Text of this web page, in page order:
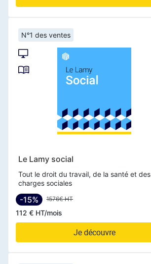
N°1 des ventes
Le Lamy social
Tout le droit du travail, de la santé et des
charges sociales
-15% 1576€ HT
112 € HT/mois
Je découvre